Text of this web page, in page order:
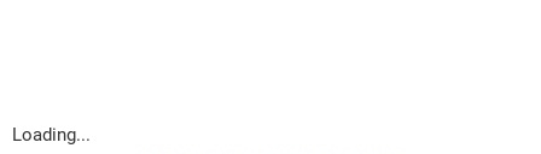
Loading...